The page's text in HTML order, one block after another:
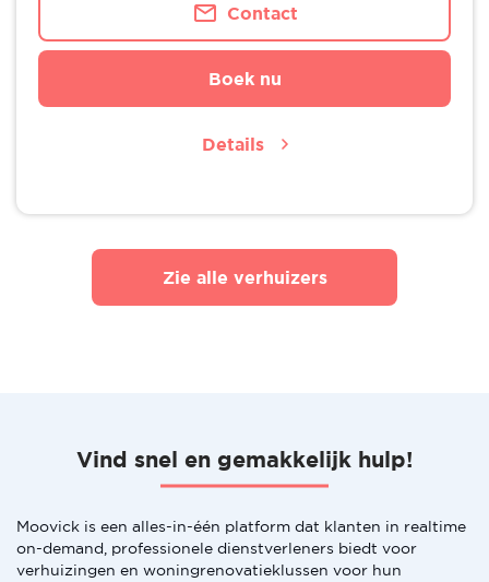
Contact
Boek nu
Details
Zie alle verhuizers
Vind snel en gemakkelijk hulp!
Moovick is een alles-in-één platform dat klanten in realtime
on-demand, professionele dienstverleners biedt voor
verhuizingen en woningrenovatieklussen voor hun